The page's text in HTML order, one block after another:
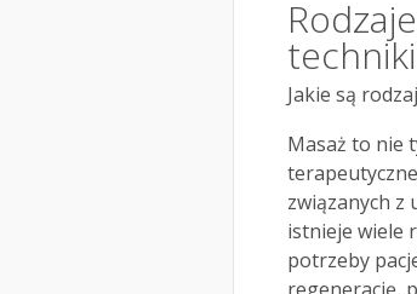
Jakie są
Masaż to nie
związanych z
istnieje wiele
potrzeby
regenerację,